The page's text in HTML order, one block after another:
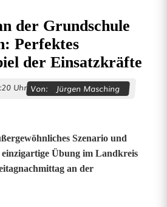
der Grundschule
Perfektes
der Einsatzkräfte
Uhr Von: Jürgen Masching
Szenario und
einzigartige Übung im Landkreis
an der